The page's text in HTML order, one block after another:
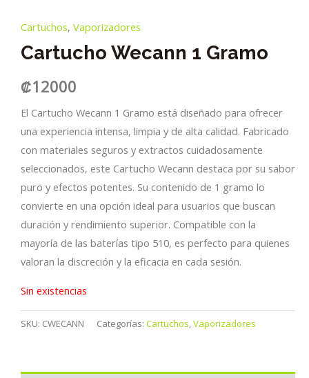
Cartuchos, Vaporizadores
Cartucho Wecann 1 Gramo
₡12000
El Cartucho Wecann 1 Gramo está diseñado para ofrecer
una experiencia intensa, limpia y de alta calidad. Fabricado
con materiales seguros y extractos cuidadosamente
seleccionados, este Cartucho Wecann destaca por su sabor
puro y efectos potentes. Su contenido de 1 gramo lo
convierte en una opción ideal para usuarios que buscan
duración y rendimiento superior. Compatible con la
mayoría de las baterías tipo 510, es perfecto para quienes
valoran la discreción y la eficacia en cada sesión.
Sin existencias
SKU: CWECANN Categorías: Cartuchos,Vaporizadores